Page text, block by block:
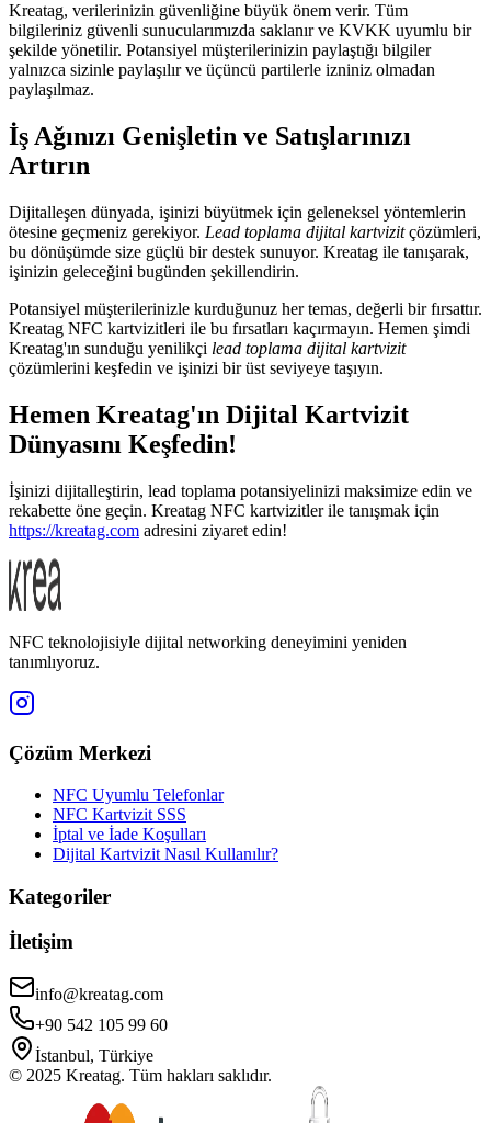
Kreatag, verilerinizin güvenliğine büyük önem verir. Tüm
bilgileriniz güvenli sunucularımızda saklanır ve KVKK uyumlu bir
şekilde yönetilir. Potansiyel müşterilerinizin paylaştığı bilgiler
yalnızca sizinle paylaşılır ve üçüncü partilerle izniniz olmadan
paylaşılmaz.
İş Ağınızı Genişletin ve Satışlarınızı
Artırın
Dijitalleşen dünyada, işinizi büyütmek için geleneksel yöntemlerin
ötesine geçmeniz gerekiyor. Lead toplama dijital kartvizitçözümleri,
bu dönüşümde size güçlü bir destek sunuyor. Kreatag ile tanışarak,
işinizin geleceğini bugünden şekillendirin.
Potansiyel müşterilerinizle kurduğunuz her temas, değerli bir fırsattır.
Kreatag NFC kartvizitleri ile bu fırsatları kaçırmayın. Hemen şimdi
Kreatag'ın sunduğu yenilikçi lead toplama dijital kartvizit
çözümlerini keşfedin ve işinizi bir üst seviyeye taşıyın.
Hemen Kreatag'ın Dijital Kartvizit
Dünyasını Keşfedin!
İşinizi dijitalleştirin, lead toplama potansiyelinizi maksimize edin ve
rekabette öne geçin. Kreatag NFC kartvizitler ile tanışmak için
https://kreatag.com adresini ziyaret edin!
NFC teknolojisiyle dijital networking deneyimini yeniden
tanımlıyoruz.
Çözüm Merkezi
NFC Uyumlu Telefonlar
NFC Kartvizit SSS
İptal ve İade Koşulları
Dijital Kartvizit Nasıl Kullanılır?
Kategoriler
İletişim
info@kreatag.com
+90 542 105 99 60
İstanbul, Türkiye
© 2025 Kreatag. Tüm hakları saklıdır.